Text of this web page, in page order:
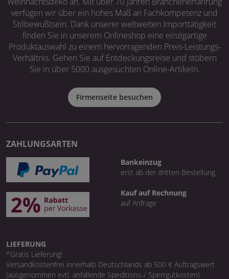
verfügen wir über ein hohes Maß an Fachkompetenz und
Stilbewußtsein. Dank unserer weltweiten Importtätigkeit
finden Sie in unserem Onlineshop eine einzigartige
Produktauswahl zu einem hervorragenden Preis-Leistungs-
Verhältnis. Gehen Sie auf Entdeckungsreise und stöbern
Sie in über 5000 ausgesuchten Online-Artikeln.
Firmenseite besuchen
ZAHLUNGSARTEN
Bankeinzug
erst ab der dritten Bestellung
Kauf auf Rechnung
auf Anfrage
LIEFERUNG
*Gratis Lieferung!
Versandkostenfrei innerhalb Deutschlands ab 500 € Auftragswert
(ausgenommen evtl. anfallende Speditions-/ Sperrgutkosten).